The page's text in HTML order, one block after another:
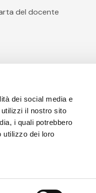
dei social media e
il nostro sito
i quali potrebbero
utilizzo dei loro
del docente
delle Imprese:
i diritti sono riservati |